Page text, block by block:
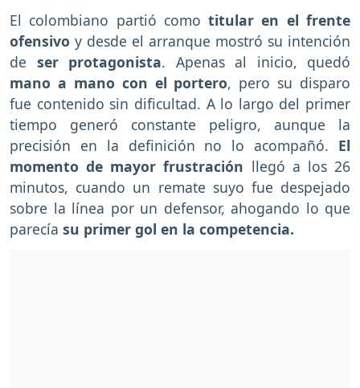
El colombiano partió comotitular en el frente
ofensivo y desde el arranque mostró su intención
de ser protagonista. Apenas al inicio, quedó
mano a mano con el portero, pero su disparo
fue contenido sin dificultad. A lo largo del primer
tiempo generó constante peligro, aunque la
precisión en la definición no lo acompañó. El
momento de mayor frustración llegó a los 26
minutos, cuando un remate suyo fue despejado
sobre la línea por un defensor, ahogando lo que
parecía su primer gol en la competencia.